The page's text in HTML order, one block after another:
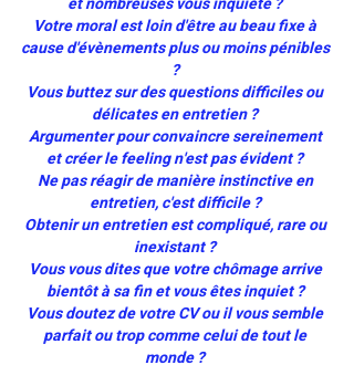
Votre moral est loin d'être au beau fixe à
cause d'évènements plus ou moins pénibles
?
Vous buttez sur des questions difficiles ou
délicates en entretien ?
Argumenter pour convaincre sereinement
et créer le feeling n'est pas évident ?
Ne pas réagir de manière instinctive en
entretien, c'est difficile ?
Obtenir un entretien est compliqué, rare ou
inexistant ?
Vous vous dites que votre chômage arrive
bientôt à sa fin et vous êtes inquiet ?
Vous doutez de votre CV ou il vous semble
parfait ou trop comme celui de tout le
monde ?